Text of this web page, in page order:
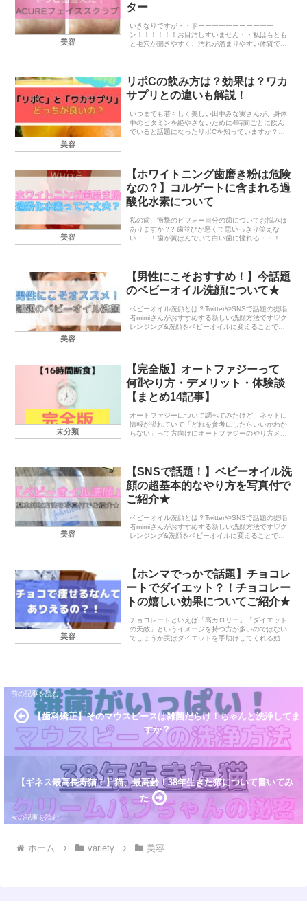
美容
ター
いきなりですが・・ドーーーーーーーーーーー
ン！！！！！！お目汚しすいません・・私はもとも
と毛穴が開きやすく、汚れが溜まりやすい体質でこ
美容
リポCの飲み方は？効果は？ワカ
サプリとの違いも解説！
いつまでも若々しく美しい田中みな実さんが、身体
中のビタミンを絶やさないために4時間ごとに飲ん
でいると話題になったリポCを知っていますか？リ
美容
【ホワイトニング歯磨き粉は危険
なの？】コルゲートに含まれる過
酸化水素について
私の歯、衝撃のビフォー自分の歯についてお悩みは
ありますか？? 歯並びが悪くて思いっきり笑えな
い・・！歯が黄ばんでいて白い歯に憧れる・・！い
美容
【男性にこそおすすめ！】今話題
のベビーオイル洗顔について★
ベビーオイル洗顔とは？TwitterやSNSで話題の提唱
者mimiさんがおすすめする新しい洗顔方法です♡ク
レンジング&洗顔をベビーオイルに変えることで、
未分類
【完全版】オートファジーって
何⁈やり方・デメリット・体験談
【まとめ14記事】
オートファジーについて調べてみたけど、ネットに
情報が溢れていて「どれを参考にしたらいいかわか
らない」って方向けにオートファジーのやり方メリ
美容
【SNSで話題！】ベビーオイル洗
顔の超基本的なやり方を写真付で
ご紹介★
ベビーオイル洗顔とは？TwitterやSNSで話題の提唱
者mimiさんがおすすめする新しい洗顔方法です♡ク
レンジング&洗顔をベビーオイルに変えることで、
美容
【ホンマでっかで話題】チョコレ
ートでダイエット？！チョコレー
トの嬉しい効果についてご紹介★
チョコレートといえば「高カロリー」「ダイエット
の天敵」というイメージを持つ方が多いのではない
でしょうか実はダイエットを手助けしてくれる効果
【歯科矯正】そのマウスピースは雑菌だらけ！ちゃんと洗浄してま
すか？
【ギネス最高長寿猫！】猫、最高齢！38年生きた猫について書いてみ
た
ホーム variety 美容